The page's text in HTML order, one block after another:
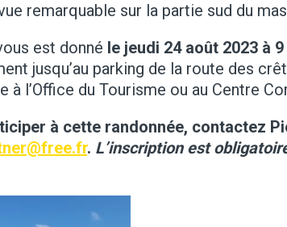
remarquable sur la partie sud du
est donné le jeudi 24 août 2023 à
jusqu’au parking de la route des
à l’Office du Tourisme ou au Centre
à cette randonnée, contactez
. L’inscription est